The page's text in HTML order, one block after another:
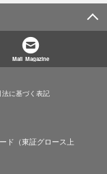
Mail Magazine
に基づく表記
ド（東証グロース上